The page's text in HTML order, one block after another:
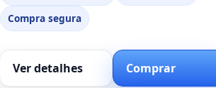
Compra segura
Ver detalhes Comprar